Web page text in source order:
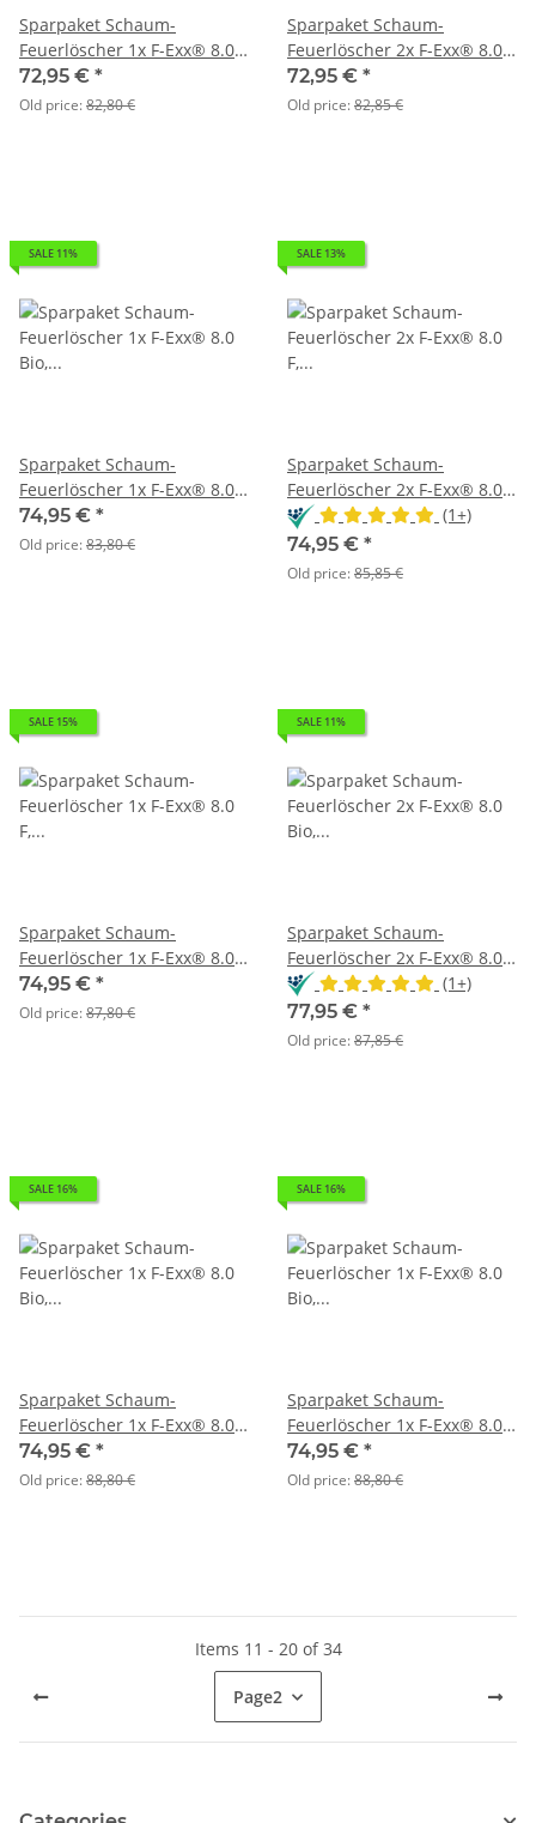
Sparpaket Schaum-
Feuerlöscher 1x F-Exx® 8.0
F, 2x F-Exx® 1.5 F, 1x F-Exx®
3.0 F
72,95 € *
Old price:82,80 €
Sparpaket Schaum-
Feuerlöscher 2x F-Exx® 8.0
Bio, 1x F-Exx® 1.5 F
72,95 € *
Old price:82,85 €
SALE 11%
Sparpaket Schaum-
Feuerlöscher 1x F-Exx® 8.0
Bio, 2x F-Exx® 1.5 F, 1x F-
Exx® 3.0
74,95 € *
Old price:83,80 €
SALE 13%
Sparpaket Schaum-
Feuerlöscher 2x F-Exx® 8.0
F, 1x F-Exx® 3.0 F
(1+)
74,95 € *
Old price:85,85 €
SALE 15%
Sparpaket Schaum-
Feuerlöscher 1x F-Exx® 8.0
F, 1x F-Exx® 1.5 F, 2x F-Exx®
3.0 F
74,95 € *
Old price:87,80 €
SALE 11%
Sparpaket Schaum-
Feuerlöscher 2x F-Exx® 8.0
Bio, 1x F-Exx® 3.0 F (1+)
77,95 € *
Old price:87,85 €
SALE 16%
Sparpaket Schaum-
Feuerlöscher 1x F-Exx® 8.0
Bio, 1x F-Exx® 1.5 F, 2x F-
Exx® 3.0
74,95 € *
Old price:88,80 €
SALE 16%
Sparpaket Schaum-
Feuerlöscher 1x F-Exx® 8.0
Bio, 1x F-Exx® 1.5 F, 2x F-
Exx® 3.0
74,95 € *
Old price:88,80 €
Items 11 - 20 of 34
Page2